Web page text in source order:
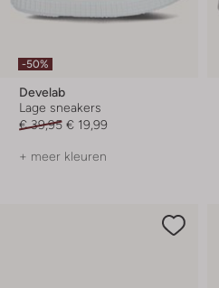
-50%
Develab
Lage sneakers
€ 39,95 € 19,99
+ meer kleuren